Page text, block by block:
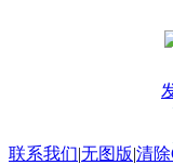
联系我们|无图版|清除